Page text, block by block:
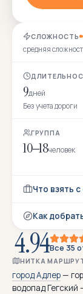
СЛОЖНОСТЬ
средняя
9дней
Без учета дороги
ГРУППА
10–18человек
Что взять
Как
4.94Все 35
НИТКА
город Адлер—
водопад Гегский